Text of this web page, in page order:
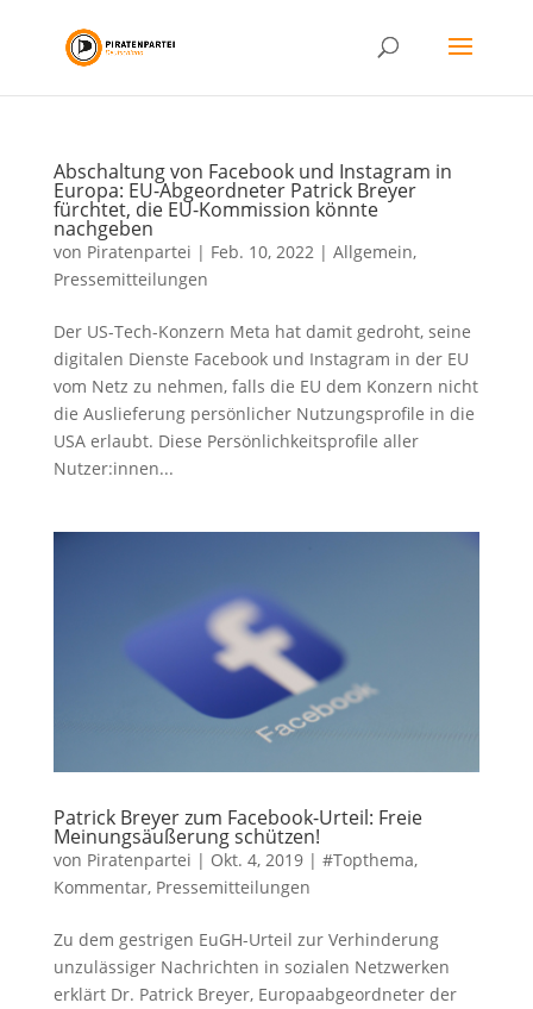
Abschaltung von Facebook und Instagram in
Europa: EU-Abgeordneter Patrick Breyer
fürchtet, die EU-Kommission könnte
nachgeben
von Piratenpartei | Feb. 10, 2022| Allgemein,
Pressemitteilungen
Der US-Tech-Konzern Meta hat damit gedroht, seine
digitalen Dienste Facebook und Instagram in der EU
vom Netz zu nehmen, falls die EU dem Konzern nicht
die Auslieferung persönlicher Nutzungsprofile in die
USA erlaubt. Diese Persönlichkeitsprofile aller
Nutzer:innen...
Patrick Breyer zum Facebook-Urteil: Freie
Meinungsäußerung schützen!
von Piratenpartei | Okt. 4, 2019| #Topthema,
Kommentar, Pressemitteilungen
Zu dem gestrigen EuGH-Urteil zur Verhinderung
unzulässiger Nachrichten in sozialen Netzwerken
erklärt Dr. Patrick Breyer, Europaabgeordneter der